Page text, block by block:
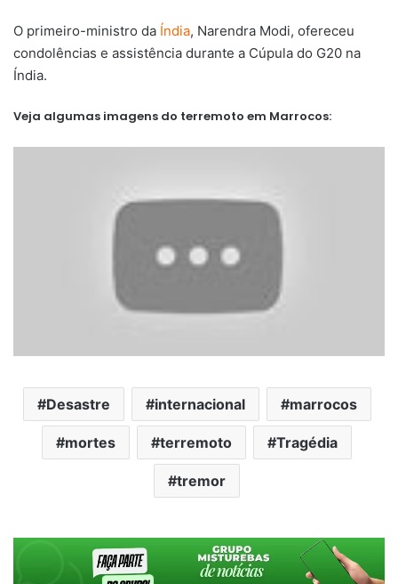
O primeiro-ministro da Índia, Narendra Modi, ofereceu
condolências e assistência durante a Cúpula do G20 na
Índia.
Veja algumas imagens do terremoto em Marrocos:
Desastre internacional marrocos
mortes terremoto Tragédia
tremor